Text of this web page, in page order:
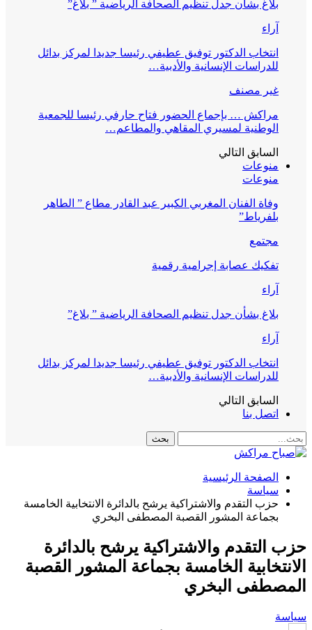
بلاغ بشأن جدل تنظيم الصحافة الرياضية ” بلاغ”
آراء
انتخاب الدكتور توفيق عطيفي رئيسا جديدا لمركز بدائل
للدراسات الإنسانية والأدبية…
غير مصنف
مراكش … بإجماع الحضور فتاح حارفي رئيسا للجمعية
الوطنية لمسيري المقاهي والمطاعم…
السابق التالي
منوعات
منوعات
وفاة الفنان المغربي الكبير عبد القادر مطاع ” الطاهر
بلفرياط”
مجتمع
تفكيك عصابة إجرامية رقمية
آراء
بلاغ بشأن جدل تنظيم الصحافة الرياضية ” بلاغ”
آراء
انتخاب الدكتور توفيق عطيفي رئيسا جديدا لمركز بدائل
للدراسات الإنسانية والأدبية…
السابق التالي
اتصل بنا
الصفحة الرئيسية
سياسة
حزب التقدم والاشتراكية يرشح بالدائرة الانتخابية الخامسة
بجماعة المشور القصبة المصطفى البخري
حزب التقدم والاشتراكية يرشح بالدائرة
الانتخابية الخامسة بجماعة المشور القصبة
المصطفى البخري
سياسة